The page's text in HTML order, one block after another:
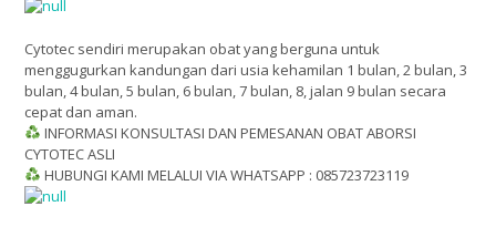
Cytotec sendiri merupakan obat yang berguna untuk
menggugurkan kandungan dari usia kehamilan 1 bulan, 2 bulan, 3
bulan, 4 bulan, 5 bulan, 6 bulan, 7 bulan, 8, jalan 9 bulan secara
cepat dan aman.
INFORMASI KONSULTASI DAN PEMESANAN OBAT ABORSI
CYTOTEC ASLI
HUBUNGI KAMI MELALUI VIA WHATSAPP : 085723723119